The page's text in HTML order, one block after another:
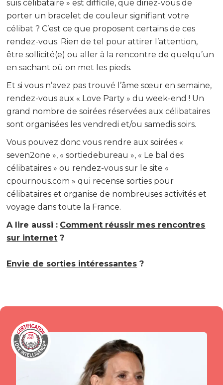
suis célibataire » est difficile, que diriez-vous de
porter un bracelet de couleur signifiant votre
célibat ? C’est ce que proposent certains de ces
rendez-vous. Rien de tel pour attirer l’attention,
être sollicité(e) ou aller à la rencontre de quelqu’un
en sachant où on met les pieds.
Et si vous n’avez pas trouvé l’âme sœur en semaine,
rendez-vous aux « Love Party » du week-end ! Un
grand nombre de soirées réservées aux célibataires
sont organisées les vendredi et/ou samedis soirs.
Vous pouvez donc vous rendre aux soirées «
seven2one », « sortiedebureau », « Le bal des
célibataires » ou rendez-vous sur le site «
cpournous.com » qui recense sorties pour
célibataires et organise de nombreuses activités et
voyage dans toute la France.
A lire aussi : Comment réussir mes rencontres
sur internet ?
Envie de sorties intéressantes ?